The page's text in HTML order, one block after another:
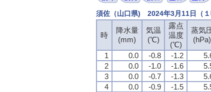
須佐（山口県) 2024年3月11日（１
時
降水量
(mm)
気温
(℃)
露点
温度
(℃)
蒸気
(hPa)
1
0.0 -0.8 -1.2
2
0.0 -1.0 -1.6
3
0.0 -0.7 -1.3
4
0.0 -0.9 -1.5